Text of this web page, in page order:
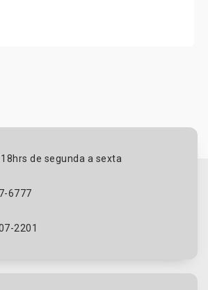
de segunda a sexta
6777
2201